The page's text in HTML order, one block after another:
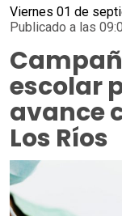
Viernes 01 de
Publicado a las
escolar
avance
Los Ríos